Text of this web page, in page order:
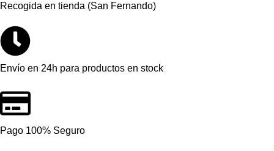
Recogida en tienda (San Fernando)
Envío en 24h para productos en stock
Pago 100% Seguro